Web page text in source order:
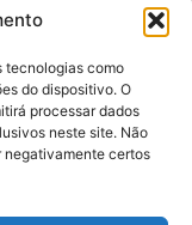
tecnologias como
do dispositivo. O
processar dados
neste site. Não
negativamente certos
34